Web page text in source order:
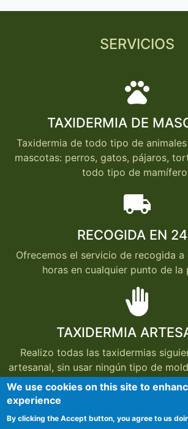
SERVICIOS
pets
TAXIDERMIA DE
Taxidermia de todo tipo de
mascotas: perros, gatos, pájaros,
todo tipo de
local_shipping
RECOGIDA EN
Ofrecemos el servicio de recogida
horas en cualquier punto de la
back_hand
TAXIDERMIA
Realizo todas las taxidermias
artesanal, sin usar ningún tipo de
que cada taxidermia conserve el
We use cookies on this site to
experience
By clicking the Accept button, you agree to us